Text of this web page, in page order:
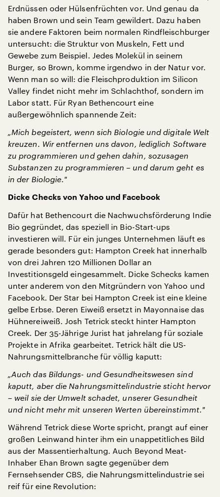
Erdnüssen oder Hülsenfrüchten vor. Und genau da
haben Brown und sein Team gewildert. Dazu haben
sie andere Faktoren beim normalen Rindfleischburger
untersucht: die Struktur von Muskeln, Fett und
Gewebe zum Beispiel. Jedes Molekül in seinem
Burger, so Brown, komme irgendwo in der Natur vor.
Wenn man so will: die Fleischproduktion im Silicon
Valley findet nicht mehr im Schlachthof, sondern im
Labor statt. Für Ryan Bethencourt eine
außergewöhnlich spannende Zeit:
„Mich begeistert, wenn sich Biologie und digitale Welt
kreuzen. Wir entfernen uns davon, lediglich Software
zu programmieren und gehen dahin, sozusagen
Substanzen zu programmieren – und darum geht es
in der Biologie."
Dicke Checks von Yahoo und Facebook
Dafür hat Bethencourt die Nachwuchsförderung Indie
Bio gegründet, das speziell in Bio-Start-ups
investieren will. Für ein junges Unternehmen läuft es
gerade besonders gut: Hampton Creek hat innerhalb
von drei Jahren 120 Millionen Dollar an
Investitionsgeld eingesammelt. Dicke Schecks kamen
unter anderem von den Mitgründern von Yahoo und
Facebook. Der Star bei Hampton Creek ist eine kleine
gelbe Erbse. Deren Eiweiß ersetzt in Mayonnaise das
Hühnereiweiß. Josh Tetrick steckt hinter Hampton
Creek. Der 35-Jährige Jurist hat jahrelang für soziale
Projekte in Afrika gearbeitet. Tetrick hält die US-
Nahrungsmittelbranche für völlig kaputt:
„Auch das Bildungs- und Gesundheitswesen sind
kaputt, aber die Nahrungsmittelindustrie sticht hervor
– weil sie der Umwelt schadet, unserer Gesundheit
und nicht mehr mit unseren Werten übereinstimmt."
Während Tetrick diese Worte spricht, prangt auf einer
großen Leinwand hinter ihm ein unappetitliches Bild
aus der Massentierhaltung. Auch Beyond Meat-
Inhaber Ehan Brown sagte gegenüber dem
Fernsehsender CBS, die Nahrungsmittelindustrie sei
reif für eine Revolution: